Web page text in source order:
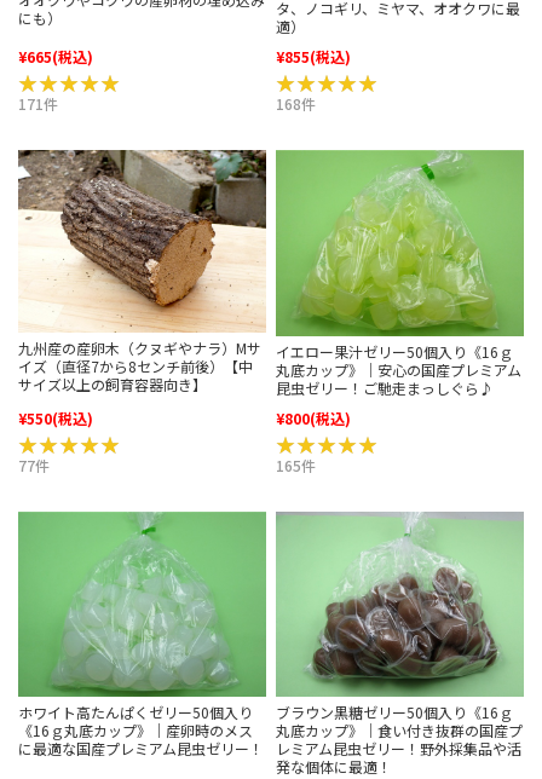
にも）
¥665(税込)
★★★★★
★★★★★
171件
タ、ノコギリ、ミヤマ、オオクワに最
適）
¥855(税込)
★★★★★
★★★★★
168件
九州産の産卵木（クヌギやナラ）Mサ
イズ（直径7から8センチ前後）【中
サイズ以上の飼育容器向き】
¥550(税込)
★★★★★
★★★★★
77件
イエロー果汁ゼリー50個入り《16ｇ
丸底カップ》｜安心の国産プレミアム
昆虫ゼリー！ご馳走まっしぐら♪
¥800(税込)
★★★★★
★★★★★
165件
ホワイト高たんぱくゼリー50個入り
《16ｇ丸底カップ》｜産卵時のメス
に最適な国産プレミアム昆虫ゼリー！
ブラウン黒糖ゼリー50個入り《16ｇ
丸底カップ》｜食い付き抜群の国産プ
レミアム昆虫ゼリー！野外採集品や活
発な個体に最適！